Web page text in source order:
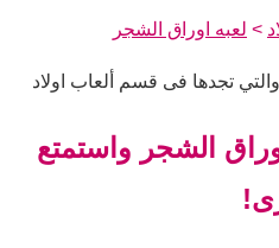
> لعبه اوراق الشجر
تجدها فى قسم ألعاب اولاد
الشجر واستمتع